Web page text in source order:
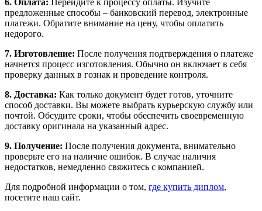
6. Оплата: Перейдите к процессу оплаты. Изучите
предложенные способы – банковский перевод, электронные
платежи. Обратите внимание на цену, чтобы оплатить
недорого.
7. Изготовление: После получения подтверждения о платеже
начнется процесс изготовления. Обычно он включает в себя
проверку данных в гознак и проведение контроля.
8. Доставка: Как только документ будет готов, уточните
способ доставки. Вы можете выбрать курьерскую службу или
почтой. Обсудите сроки, чтобы обеспечить своевременную
доставку оригинала на указанный адрес.
9. Получение: После получения документа, внимательно
проверьте его на наличие ошибок. В случае наличия
недостатков, немедленно свяжитесь с компанией.
Для подробной информации о том, где купить диплом,
посетите наш сайт.